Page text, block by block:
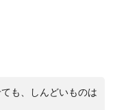
も、しんどいものは